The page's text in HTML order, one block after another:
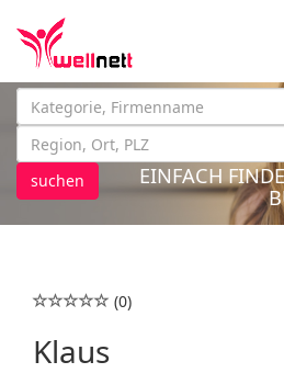
suchen
EINFACH
(0)
Klaus